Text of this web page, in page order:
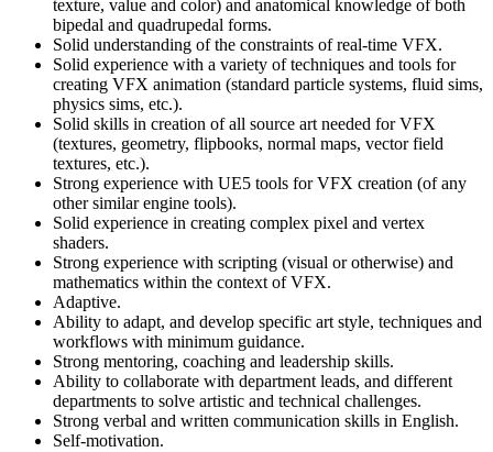
texture, value and color) and anatomical knowledge of both
bipedal and quadrupedal forms.
Solid understanding of the constraints of real-time VFX.
Solid experience with a variety of techniques and tools for
creating VFX animation (standard particle systems, fluid sims,
physics sims, etc.).
Solid skills in creation of all source art needed for VFX
(textures, geometry, flipbooks, normal maps, vector field
textures, etc.).
Strong experience with UE5 tools for VFX creation (of any
other similar engine tools).
Solid experience in creating complex pixel and vertex
shaders.
Strong experience with scripting (visual or otherwise) and
mathematics within the context of VFX.
Adaptive.
Ability to adapt, and develop specific art style, techniques and
workflows with minimum guidance.
Strong mentoring, coaching and leadership skills.
Ability to collaborate with department leads, and different
departments to solve artistic and technical challenges.
Strong verbal and written communication skills in English.
Self-motivation.